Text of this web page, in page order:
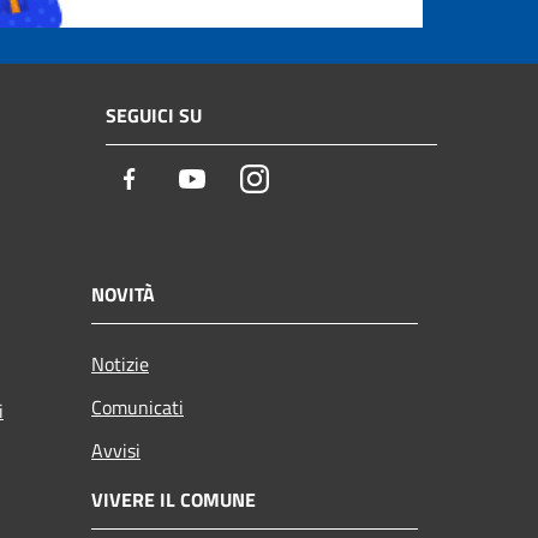
SEGUICI SU
Facebook YoutubeInstagram
NOVITÀ
Notizie
Comunicati
Avvisi
VIVERE IL COMUNE